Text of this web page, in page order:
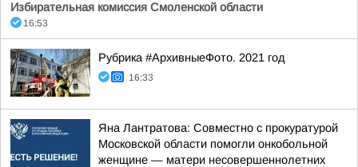
Избирательная комиссия Смоленской области
16:53
Рубрика #АрхивныеФото. 2021 год
16:33
Яна Лантратова: Совместно с прокуратурой
Московской области помогли онкобольной
женщине — матери несовершеннолетних